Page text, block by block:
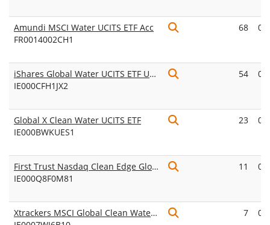
Amundi MSCI Water UCITS ETF Acc
FR0014002CH1
68
iShares Global Water UCITS ETF USD (Acc)
IE000CFH1JX2
54
Global X Clean Water UCITS ETF
IE000BWKUES1
23
First Trust Nasdaq Clean Edge Global Water UCITS ETF Acc
IE000Q8F0M81
11
Xtrackers MSCI Global Clean Water & Sanitation UCITS ETF 1C
7